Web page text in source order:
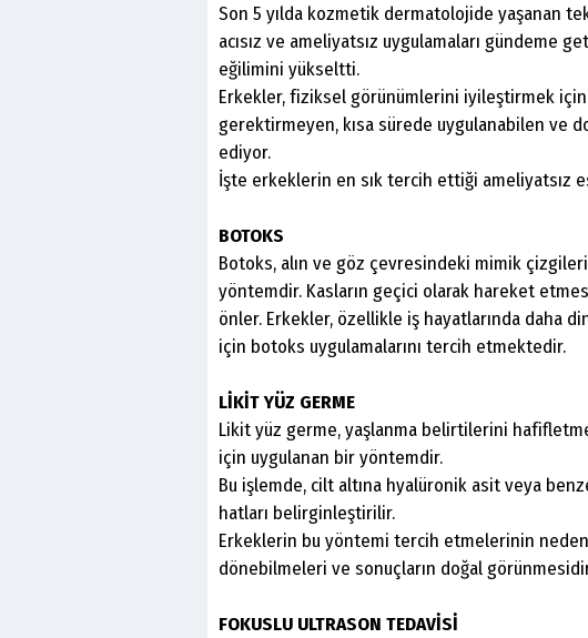
Son 5 yılda kozmetik dermatolojide yaşanan
acısız ve ameliyatsız uygulamaları gündeme
eğilimini yükseltti.
Erkekler, fiziksel görünümlerini iyileştirmek
gerektirmeyen, kısa sürede uygulanabilen ve
ediyor.
İşte erkeklerin en sık tercih ettiği ameliyatsız
BOTOKS
Botoks, alın ve göz çevresindeki mimik
yöntemdir. Kasların geçici olarak hareket
önler. Erkekler, özellikle iş hayatlarında daha
için botoks uygulamalarını tercih etmektedir.
LİKİT YÜZ GERME
Likit yüz germe, yaşlanma belirtilerini
için uygulanan bir yöntemdir.
Bu işlemde, cilt altına hyalüronik asit veya
hatları belirginleştirilir.
Erkeklerin bu yöntemi tercih etmelerinin
dönebilmeleri ve sonuçların doğal
FOKUSLU ULTRASON TEDAVİSİ